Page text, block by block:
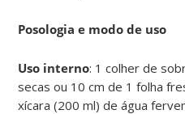
Posologia e modo de uso
Uso interno: 1 colher de
secas ou 10 cm de 1 folha
xícara (200 ml) de água